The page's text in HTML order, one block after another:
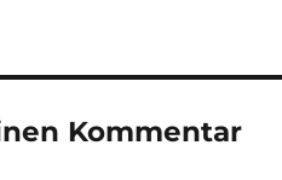
Kommentar